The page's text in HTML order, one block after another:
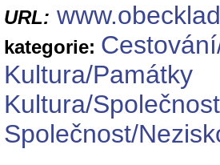
URL:
kategorie:
Kultura/Památky
Kultura/Společnost
Společnost/